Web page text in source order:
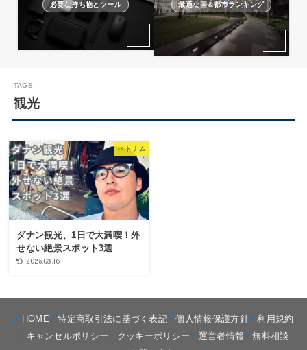
必要な持ち物とツール 最適な国＆都市ランキング
観光
ベトナム
ダナン観光、1日で大満喫！外
せない絶景スポット3選
2025.03.16
HOME 特定商取引法に基づく表記 個人情報保護方針
利用規約
キャンセルポリシー
クッキーポリシー 運営者情報
無料相談